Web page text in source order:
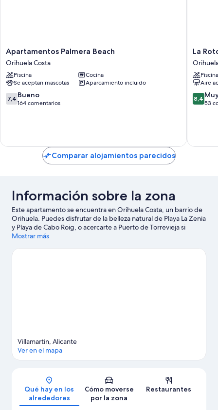
Apartamentos
Palmera
Beach
Orihuela
Costa
Apartamentos Palmera Beach
Orihuela Costa
Piscina
Cocina
Se aceptan mascotas
Aparcamiento incluido
7.4
sobre
7,4 Bueno
164 comentarios
La
Rotonda
Orihuela
Costa
La
Piscina
Aire
8.4
sobre
8,4
53
Comparar alojamientos parecidos
Información sobre la zona
Este apartamento se encuentra en Orihuela Costa, un barrio de
Orihuela. Puedes disfrutar de la belleza natural de Playa La Zenia
y Playa de Cabo Roig, o acercarte a Puerto de Torrevieja si
deseas realizar alguna actividad. Parque de Doña Sinforosa y
de Orihuela
Mostrar más
Mapa
Villamartin, Alicante
Ver en el mapa
Qué hay en los
alrededores
Cómo moverse
por la zona
Restaurantes